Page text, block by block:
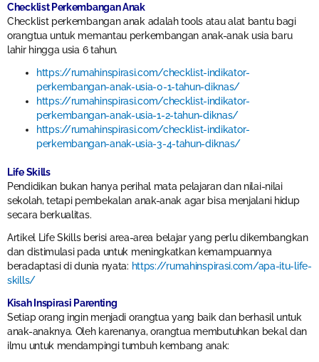
Checklist Perkembangan Anak
Checklist perkembangan anak adalah tools atau alat bantu bagi
orangtua untuk memantau perkembangan anak-anak usia baru
lahir hingga usia 6 tahun.
https://rumahinspirasi.com/checklist-indikator-
perkembangan-anak-usia-0-1-tahun-diknas/
https://rumahinspirasi.com/checklist-indikator-
perkembangan-anak-usia-1-2-tahun-diknas/
https://rumahinspirasi.com/checklist-indikator-
perkembangan-anak-usia-3-4-tahun-diknas/
Life Skills
Pendidikan bukan hanya perihal mata pelajaran dan nilai-nilai
sekolah, tetapi pembekalan anak-anak agar bisa menjalani hidup
secara berkualitas.
Artikel Life Skills berisi area-area belajar yang perlu dikembangkan
dan distimulasi pada untuk meningkatkan kemampuannya
beradaptasi di dunia nyata: https://rumahinspirasi.com/apa-itu-life-
skills/
Kisah Inspirasi Parenting
Setiap orang ingin menjadi orangtua yang baik dan berhasil untuk
anak-anaknya. Oleh karenanya, orangtua membutuhkan bekal dan
ilmu untuk mendampingi tumbuh kembang anak: